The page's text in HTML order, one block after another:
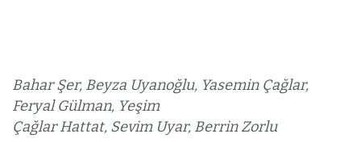
Bahar Şer, Beyza Uyanoğlu, Yasemin Çağlar,
Feryal Gülman, Yeşim
Çağlar Hattat, Sevim Uyar, Berrin Zorlu